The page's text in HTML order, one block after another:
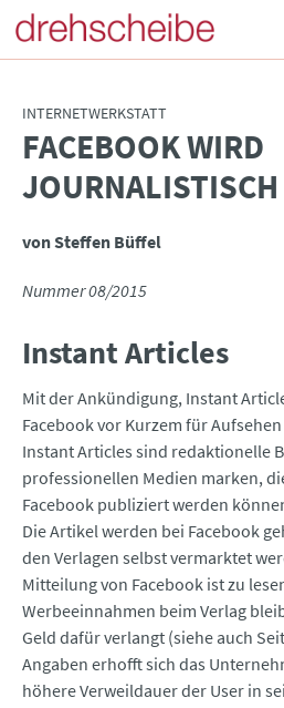
INTERNETWERKSTATT
:FACEBOOK WIRD
JOURNALISTISCH
von Steffen Büffel
Nummer 08/2015
Instant Articles
Mit der Ankündigung, Instant
Facebook vor Kurzem für
Instant Articles sind redaktionelle
professionellen Medien marken,
Facebook publiziert werden
Die Artikel werden bei Facebook
den Verlagen selbst vermarktet
Mitteilung von Facebook ist zu
Werbeeinnahmen beim Verlag
Geld dafür verlangt (siehe auch
Angaben erhofft sich das
höhere Verweildauer der User in